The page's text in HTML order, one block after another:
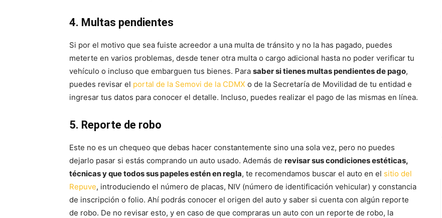
4. Multas pendientes
Si por el motivo que sea fuiste acreedor a una multa de tránsito y no la has pagado, puedes
meterte en varios problemas, desde tener otra multa o cargo adicional hasta no poder verificar tu
vehículo o incluso que embarguen tus bienes. Para saber si tienes multas pendientes de pago,
puedes revisar el portal de la Semovi de la CDMX o de la Secretaría de Movilidad de tu entidad e
ingresar tus datos para conocer el detalle. Incluso, puedes realizar el pago de las mismas en línea.
5. Reporte de robo
Este no es un chequeo que debas hacer constantemente sino una sola vez, pero no puedes
dejarlo pasar si estás comprando un auto usado. Además de revisar sus condiciones estéticas,
técnicas y que todos sus papeles estén en regla, te recomendamos buscar el auto en el sitio del
Repuve, introduciendo el número de placas, NIV (número de identificación vehicular) y constancia
de inscripción o folio. Ahí podrás conocer el origen del auto y saber si cuenta con algún reporte
de robo. De no revisar esto, y en caso de que compraras un auto con un reporte de robo, la